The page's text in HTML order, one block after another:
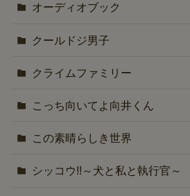
オーディオブック
クールドジ男子
クライムファミリー
こっち向いてよ向井くん
この素晴らしき世界
シッコウ!!～犬と私と執行官～